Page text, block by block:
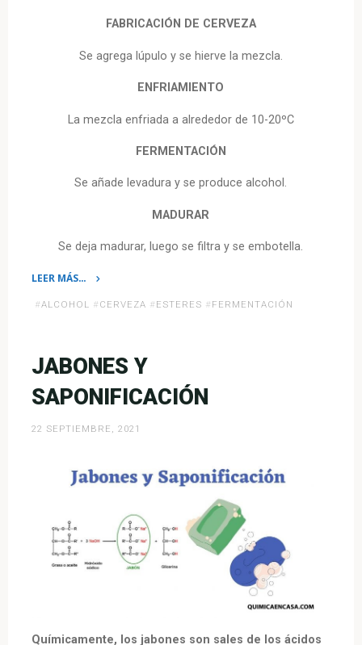
FABRICACIÓN DE CERVEZA
Se agrega lúpulo y se hierve la mezcla.
ENFRIAMIENTO
La mezcla enfriada a alrededor de 10-20ºC
FERMENTACIÓN
Se añade levadura y se produce alcohol.
MADURAR
Se deja madurar, luego se filtra y se embotella.
LEER MÁS…
la
cerveza»
# ALCOHOL # CERVEZA # ESTERES # FERMENTACIÓN
JABONES Y
SAPONIFICACIÓN
22 SEPTIEMBRE, 2021
Químicamente, los jabones son sales de los ácidos